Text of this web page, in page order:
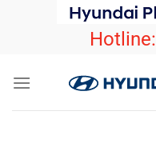
Hotline: